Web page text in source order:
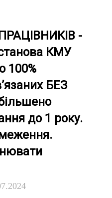
-
КМУ
100%
БЕЗ
до 1 року.